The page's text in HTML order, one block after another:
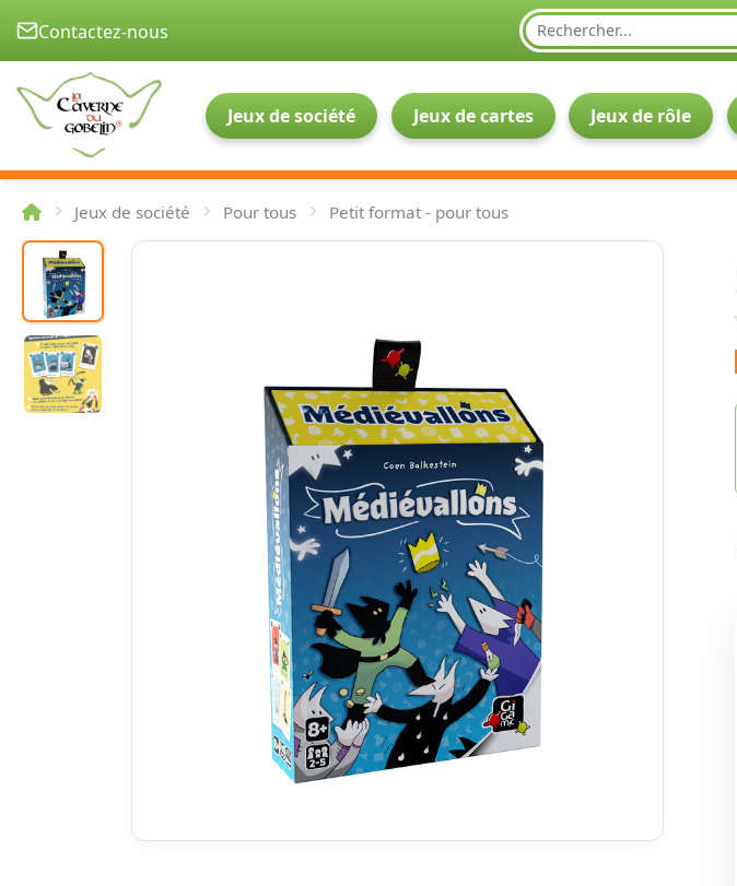
Contactez-nous
Jeux de société Jeux de cartes Jeux de rôle
Jeux de société Pour tous Petit format - pour tous